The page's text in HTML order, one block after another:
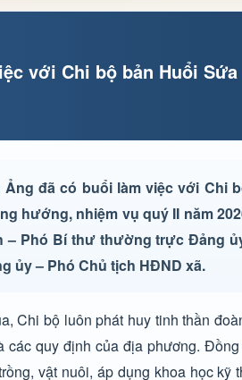
với Chi bộ bản Huổi Sứa
đã có buổi làm việc với Chi
hướng, nhiệm vụ quý II năm
Phó Bí thư thường trực Đảng
ủy – Phó Chủ tịch HĐND xã.
Chi bộ luôn phát huy tinh thần
quy định của địa phương.
vật nuôi, áp dụng khoa học kỹ